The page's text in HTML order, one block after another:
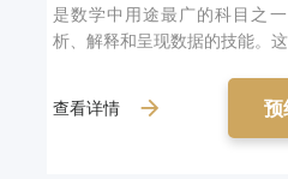
是数学中用途最广的科目之
析、解释和呈现数据的技能。
查看详情 预